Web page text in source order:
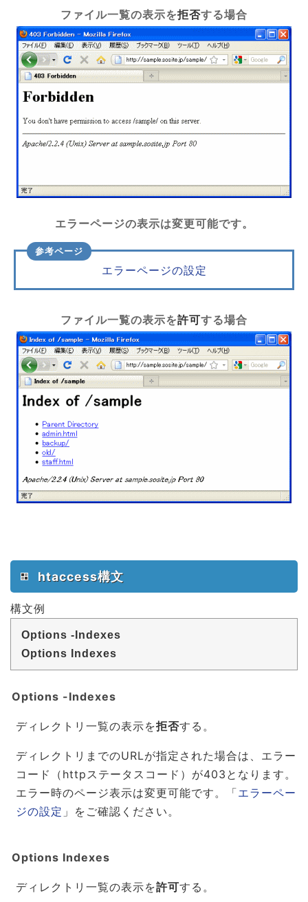
ファイル一覧の表示を拒否する場合
エラーページの表示は変更可能です。
エラーページの設定
ファイル一覧の表示を許可する場合
htaccess構文
構文例
Options -Indexes
Options Indexes
Options -Indexes
ディレクトリ一覧の表示を拒否する。
ディレクトリまでのURLが指定された場合は、エラー
コード（httpステータスコード）が403となります。
エラー時のページ表示は変更可能です。「エラーペー
ジの設定 」をご確認ください。
Options Indexes
ディレクトリ一覧の表示を許可する。